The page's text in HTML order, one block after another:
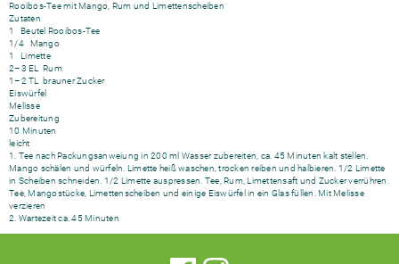
Rooibos-Tee mit Mango, Rum und Limettenscheiben
Zutaten
1 Beutel Rooibos-Tee
1/4 Mango
1 Limette
2–3 EL Rum
1–2 TL brauner Zucker
Eiswürfel
Melisse
Zubereitung
10 Minuten
leicht
1. Tee nach Packungsanweiung in 200 ml Wasser zubereiten, ca. 45 Minuten kalt stellen.
Mango schälen und würfeln. Limette heiß waschen, trocken reiben und halbieren. 1/2 Limette
in Scheiben schneiden. 1/2 Limette auspressen. Tee, Rum, Limettensaft und Zucker verrühren.
Tee, Mangostücke, Limettenscheiben und einige Eiswürfel in ein Glas füllen. Mit Melisse
verzieren
2. Wartezeit ca. 45 Minuten